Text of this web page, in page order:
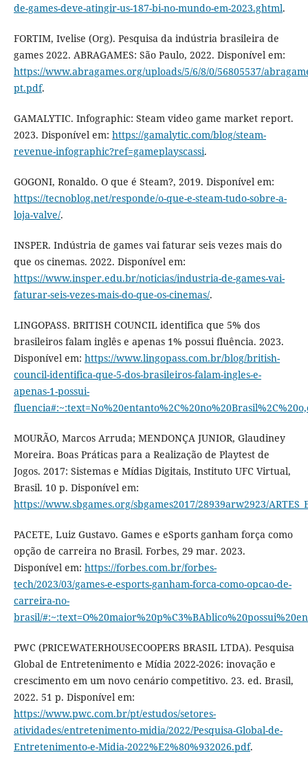
de-games-deve-atingir-us-187-bi-no-mundo-em-2023.ghtml.
FORTIM, Ivelise (Org). Pesquisa da indústria brasileira de
games 2022. ABRAGAMES: São Paulo, 2022. Disponível em:
https://www.abragames.org/uploads/5/6/8/0/56805537/
pt.pdf.
GAMALYTIC. Infographic: Steam video game market report.
2023. Disponível em: https://gamalytic.com/blog/steam-
revenue-infographic?ref=gameplayscassi.
GOGONI, Ronaldo. O que é Steam?, 2019. Disponível em:
https://tecnoblog.net/responde/o-que-e-steam-tudo-sobre-a-
loja-valve/.
INSPER. Indústria de games vai faturar seis vezes mais do
que os cinemas. 2022. Disponível em:
https://www.insper.edu.br/noticias/industria-de-games-vai-
faturar-seis-vezes-mais-do-que-os-cinemas/.
LINGOPASS. BRITISH COUNCIL identifica que 5% dos
brasileiros falam inglês e apenas 1% possui fluência. 2023.
Disponível em: https://www.lingopass.com.br/blog/british-
council-identifica-que-5-dos-brasileiros-falam-ingles-e-
apenas-1-possui-
MOURÃO, Marcos Arruda; MENDONÇA JUNIOR, Glaudiney
Moreira. Boas Práticas para a Realização de Playtest de
Jogos. 2017: Sistemas e Mídias Digitais, Instituto UFC Virtual,
Brasil. 10 p. Disponível em:
https://www.sbgames.org/sbgames2017/28939arw2923/
PACETE, Luiz Gustavo. Games e eSports ganham força como
opção de carreira no Brasil. Forbes, 29 mar. 2023.
Disponível em: https://forbes.com.br/forbes-
tech/2023/03/games-e-esports-ganham-forca-como-opcao-de-
carreira-no-
brasil/
PWC (PRICEWATERHOUSECOOPERS BRASIL LTDA). Pesquisa
Global de Entretenimento e Mídia 2022-2026: inovação e
crescimento em um novo cenário competitivo. 23. ed. Brasil,
2022. 51 p. Disponível em:
https://www.pwc.com.br/pt/estudos/setores-
atividades/entretenimento-midia/2022/Pesquisa-Global-de-
Entretenimento-e-Midia-2022%E2%80%932026.pdf.